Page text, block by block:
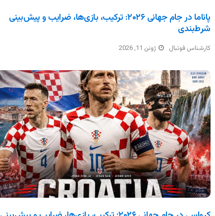
پاناما در جام جهانی ۲۰۲۶: ترکیب، بازی‌ها، ضرایب و پیش‌بینی
شرط‌بندی
کارشناس فوتبال ژوئن 11, 2026